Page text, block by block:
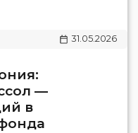
31.05.2026
—
в